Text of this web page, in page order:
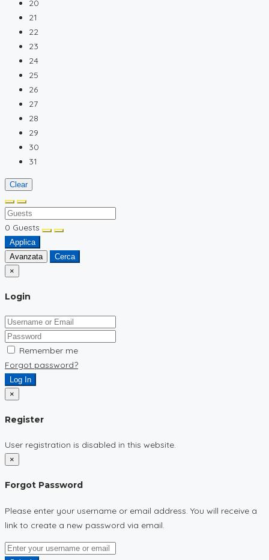
20
21
22
23
24
25
26
27
28
29
30
31
Clear
0 Guests
Applica
Avanzata
Cerca
×
Login
Remember me
Forgot password?
Log In
×
Register
User registration is disabled in this website.
×
Forgot Password
Please enter your username or email address. You will receive a
link to create a new password via email.